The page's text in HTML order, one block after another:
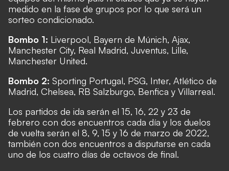
medido en la fase de grupos por lo que será un
sorteo condicionado.
Bombo 1: Liverpool, Bayern de Múnich, Ajax,
Manchester City, Real Madrid, Juventus, Lille,
Manchester United.
Bombo 2: Sporting Portugal, PSG, Inter, Atlético de
Madrid, Chelsea, RB Salzburgo, Benfica y Villarreal.
Los partidos de ida serán el 15, 16, 22 y 23 de
febrero con dos encuentros cada día y los duelos
de vuelta serán el 8, 9, 15 y 16 de marzo de 2022,
también con dos encuentros a disputarse en cada
uno de los cuatro días de octavos de final.